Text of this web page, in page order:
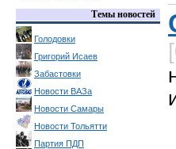
Темы новостей
Голодовки
Григорий Исаев
Забастовки
Новости ВАЗа
Новости Самары
Новости Тольятти
Партия ПДП